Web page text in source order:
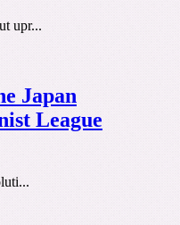
upr...
Japan
League